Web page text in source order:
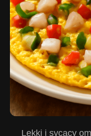
Lekki i sycący